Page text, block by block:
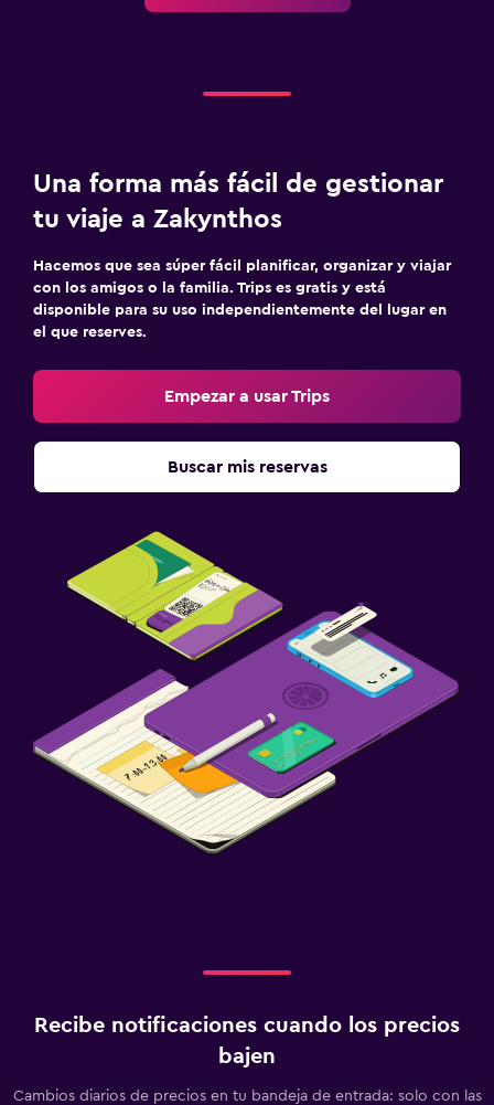
Limpieza diaria
Botiquín de primeros auxilios
Estacionamiento y transporte
Estacionamiento en la calle
Servicio de traslado (cargo adicional)
Lavandería
Servicio de planchado
Servicios de lavandería/tintorería
Habitación
Enchufe cerca de la cama
Una forma más fácil de gestionar
tu viaje a Zakynthos
Hacemos que sea súper fácil planificar, organizar y viajar
con los amigos o la familia. Trips es gratis y está
disponible para su uso independientemente del lugar en
el que reserves.
Empezar a usar Trips
Buscar mis reservas
Recibe notificaciones cuando los precios
bajen
Cambios diarios de precios en tu bandeja de entrada: solo con las